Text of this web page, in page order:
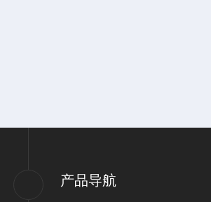
产品导航